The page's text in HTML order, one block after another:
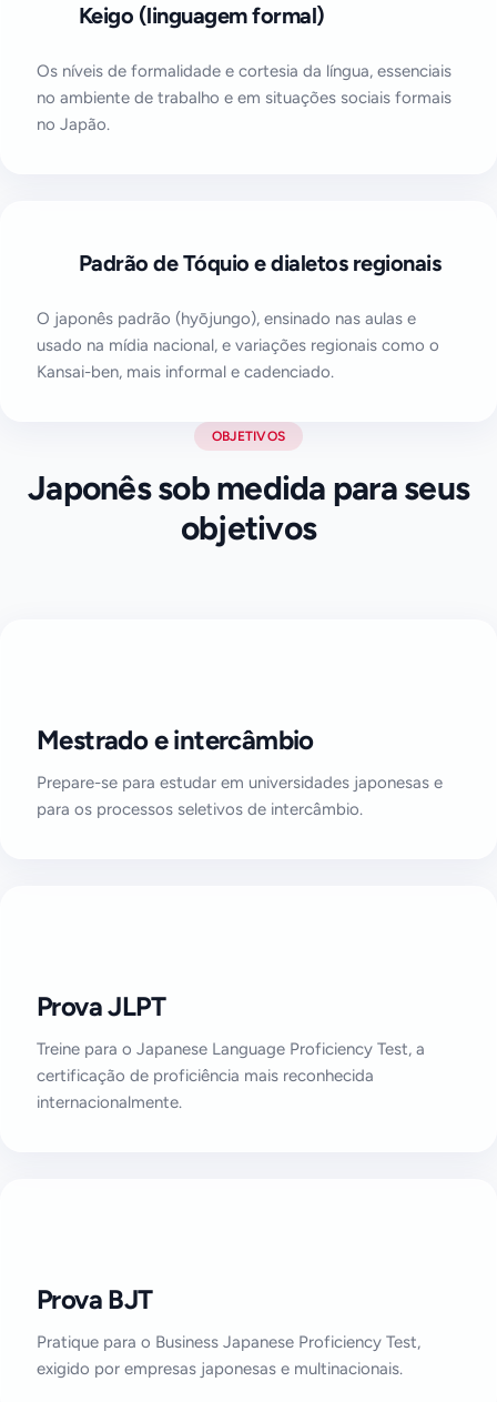
Keigo (linguagem formal)
Os níveis de formalidade e cortesia da língua, essenciais
no ambiente de trabalho e em situações sociais formais
no Japão.
Padrão de Tóquio e dialetos regionais
O japonês padrão (hyōjungo), ensinado nas aulas e
usado na mídia nacional, e variações regionais como o
Kansai-ben, mais informal e cadenciado.
OBJETIVOS
Japonês sob medida para seus
objetivos
Mestrado e intercâmbio
Prepare-se para estudar em universidades japonesas e
para os processos seletivos de intercâmbio.
Prova JLPT
Treine para o Japanese Language Proficiency Test, a
certificação de proficiência mais reconhecida
internacionalmente.
Prova BJT
Pratique para o Business Japanese Proficiency Test,
exigido por empresas japonesas e multinacionais.